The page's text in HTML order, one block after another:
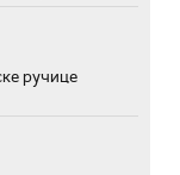
ручице